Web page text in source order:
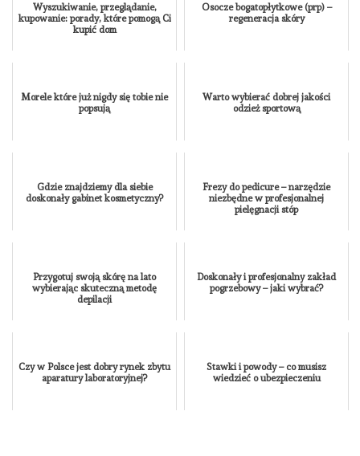
Wyszukiwanie, przeglądanie,
kupowanie: porady, które pomogą Ci
kupić dom
Osocze bogatopłytkowe (prp) –
regeneracja skóry
Morele które już nigdy się tobie nie
popsują
Warto wybierać dobrej jakości
odzież sportową
Gdzie znajdziemy dla siebie
doskonały gabinet kosmetyczny?
Frezy do pedicure – narzędzie
niezbędne w profesjonalnej
pielęgnacji stóp
Przygotuj swoją skórę na lato
wybierając skuteczną metodę
depilacji
Doskonały i profesjonalny zakład
pogrzebowy – jaki wybrać?
Czy w Polsce jest dobry rynek zbytu
aparatury laboratoryjnej?
Stawki i powody – co musisz
wiedzieć o ubezpieczeniu